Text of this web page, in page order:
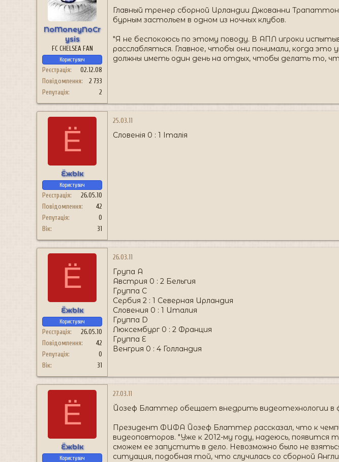
NoMoneyNoCr
ysis
FC CHELSEA FAN
Користувач
Реєстрація
02.12.08
Повідомлення
2 733
Репутація
2
Главный тренер сборной Ирландии Джованни
бурным застольем в одном из ночных клубов.
"Я не беспокоюсь по этому поводу. В АПЛ игроки
расслабляться. Главное, чтобы они понимали, когда
должны иметь один день на отдых, чтобы делать то,
Ё
ЁжЫк
Користувач
Реєстрація
26.05.10
Повідомлення
42
Репутація
0
Вік
31
25.03.11
Словенія 0 : 1 Італія
Ё
ЁжЫк
Користувач
Реєстрація
26.05.10
Повідомлення
42
Репутація
0
Вік
31
26.03.11
Група А
Австрия 0 : 2 Бельгия
Группа C
Сербия 2 : 1 Северная Ирландия
Словения 0 : 1 Италия
Группа D
Люксембург 0 : 2 Франция
Группа E
Венгрия 0 : 4 Голландия
Ё
ЁжЫк
Користувач
27.03.11
Йозеф Блаттер обещает внедрить видеотехнологии в
Президент ФИФА Йозеф Блаттер рассказал, что к
видеоповторов. "Уже к 2012-му году, надеюсь,
сможем ее запустить в дело. Невозможно было не
ситуация, подобная той, что случилась со сборной